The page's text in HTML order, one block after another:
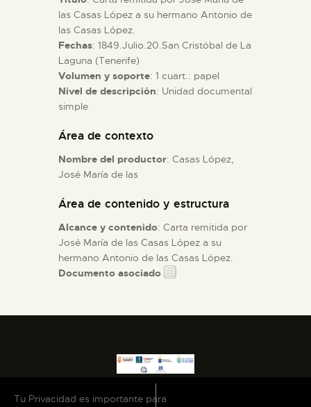
DIDÁCTICA
ESPAÑOL
las Casas López a su hermano Antonio de
las Casas López.
Fechas: 1849.Julio.20.San Cristóbal de La
Laguna (Tenerife)
Volumen y soporte: 1 cuart.: papel
Nivel de descripción: Unidad documental
simple
Área de contexto
Nombre del productor: Casas López,
José María de las
Área de contenido y estructura
Alcance y contenido: Carta remitida por
José María de las Casas López a su
hermano Antonio de las Casas López.
Documento asociado
Tu Privacidad es importante para